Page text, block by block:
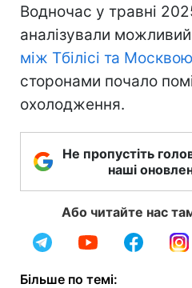
Водночас у травні
аналізували можливий
між Тбілісі та Москвою
сторонами почало
охолодження.
Не пропустіть
наші
Або читайте нас
Більше по темі: